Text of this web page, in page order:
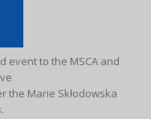
event to the MSCA and
the Marie Skłodowska